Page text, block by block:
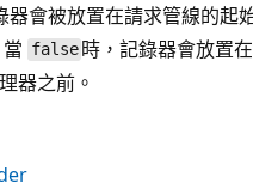
器會被放置在請求管線的起
false 時，記錄器會放置
器之前。